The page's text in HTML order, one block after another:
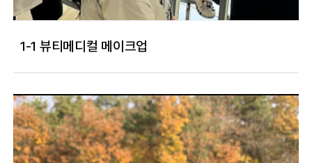
1-1 뷰티메디컬 메이크업